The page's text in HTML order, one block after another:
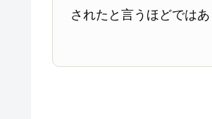
されたと言うほどではあ